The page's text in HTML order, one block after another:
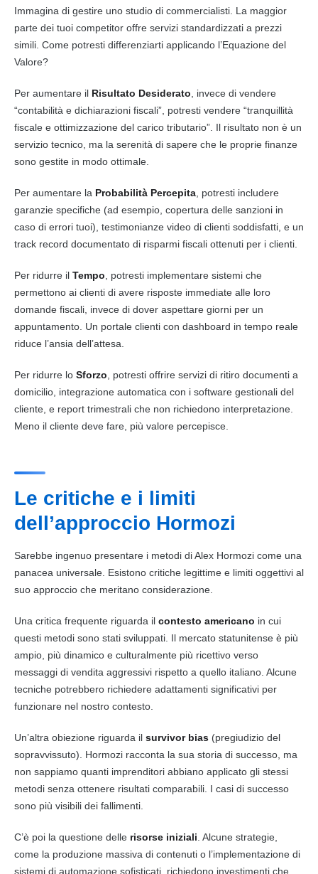
Immagina di gestire uno studio di commercialisti. La maggior
parte dei tuoi competitor offre servizi standardizzati a prezzi
simili. Come potresti differenziarti applicando l’Equazione del
Valore?
Per aumentare il Risultato Desiderato , invece di vendere
“contabilità e dichiarazioni fiscali”, potresti vendere “tranquillità
fiscale e ottimizzazione del carico tributario”. Il risultato non è un
servizio tecnico, ma la serenità di sapere che le proprie finanze
sono gestite in modo ottimale.
Per aumentare la Probabilità Percepita , potresti includere
garanzie specifiche (ad esempio, copertura delle sanzioni in
caso di errori tuoi), testimonianze video di clienti soddisfatti, e un
track record documentato di risparmi fiscali ottenuti per i clienti.
Per ridurre il Tempo , potresti implementare sistemi che
permettono ai clienti di avere risposte immediate alle loro
domande fiscali, invece di dover aspettare giorni per un
appuntamento. Un portale clienti con dashboard in tempo reale
riduce l’ansia dell’attesa.
Per ridurre lo Sforzo , potresti offrire servizi di ritiro documenti a
domicilio, integrazione automatica con i software gestionali del
cliente, e report trimestrali che non richiedono interpretazione.
Meno il cliente deve fare, più valore percepisce.
Le critiche e i limiti
dell’approccio Hormozi
Sarebbe ingenuo presentare i metodi di Alex Hormozi come una
panacea universale. Esistono critiche legittime e limiti oggettivi al
suo approccio che meritano considerazione.
Una critica frequente riguarda il contesto americano in cui
questi metodi sono stati sviluppati. Il mercato statunitense è più
ampio, più dinamico e culturalmente più ricettivo verso
messaggi di vendita aggressivi rispetto a quello italiano. Alcune
tecniche potrebbero richiedere adattamenti significativi per
funzionare nel nostro contesto.
Un’altra obiezione riguarda il survivor bias (pregiudizio del
sopravvissuto). Hormozi racconta la sua storia di successo, ma
non sappiamo quanti imprenditori abbiano applicato gli stessi
metodi senza ottenere risultati comparabili. I casi di successo
sono più visibili dei fallimenti.
C’è poi la questione delle risorse iniziali . Alcune strategie,
come la produzione massiva di contenuti o l’implementazione di
sistemi di automazione sofisticati, richiedono investimenti che